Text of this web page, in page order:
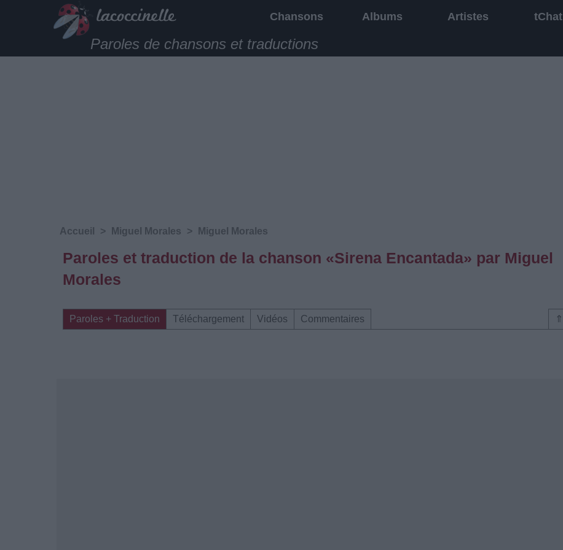
Chansons Albums Artistes tChat
Paroles de chansons et traductions
Accueil > Miguel Morales > Miguel Morales
Paroles et traduction de la chanson «Sirena Encantada» par Miguel
Morales
⇑
Paroles + Traduction Téléchargement Vidéos Commentaires